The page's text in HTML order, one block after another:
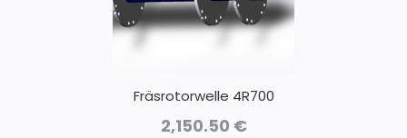
Fräsrotorwelle 4R700
2,150.50 €